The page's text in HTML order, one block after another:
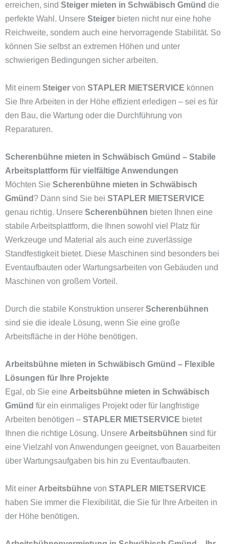
erreichen, sind Steiger mieten in Schwäbisch Gmünd die
perfekte Wahl. Unsere Steiger bieten nicht nur eine hohe
Reichweite, sondern auch eine hervorragende Stabilität. So
können Sie selbst an extremen Höhen und unter
schwierigen Bedingungen sicher arbeiten.
Mit einem Steiger von STAPLER MIETSERVICE können
Sie Ihre Arbeiten in der Höhe effizient erledigen – sei es für
den Bau, die Wartung oder die Durchführung von
Reparaturen.
Scherenbühne mieten in Schwäbisch Gmünd – Stabile
Arbeitsplattform für vielfältige Anwendungen
Möchten Sie Scherenbühne mieten in Schwäbisch
Gmünd ? Dann sind Sie bei STAPLER MIETSERVICE
genau richtig. Unsere Scherenbühnen bieten Ihnen eine
stabile Arbeitsplattform, die Ihnen sowohl viel Platz für
Werkzeuge und Material als auch eine zuverlässige
Standfestigkeit bietet. Diese Maschinen sind besonders bei
Eventaufbauten oder Wartungsarbeiten von Gebäuden und
Maschinen von großem Vorteil.
Durch die stabile Konstruktion unserer Scherenbühnen
sind sie die ideale Lösung, wenn Sie eine große
Arbeitsfläche in der Höhe benötigen.
Arbeitsbühne mieten in Schwäbisch Gmünd – Flexible
Lösungen für Ihre Projekte
Egal, ob Sie eine Arbeitsbühne mieten in Schwäbisch
Gmünd für ein einmaliges Projekt oder für langfristige
Arbeiten benötigen – STAPLER MIETSERVICE bietet
Ihnen die richtige Lösung. Unsere Arbeitsbühnen sind für
eine Vielzahl von Anwendungen geeignet, von Bauarbeiten
über Wartungsaufgaben bis hin zu Eventaufbauten.
Mit einer Arbeitsbühne von STAPLER MIETSERVICE
haben Sie immer die Flexibilität, die Sie für Ihre Arbeiten in
der Höhe benötigen.